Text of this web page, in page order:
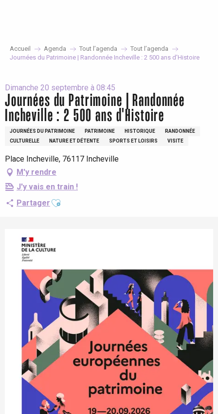
Accueil Agenda Tout l’agenda
Tout l’agenda
Journées du Patrimoine | Randonnée Incheville : 2 500 ans d'Histoire
Dimanche 20 septembre à 08:45
Journées du Patrimoine | Randonnée
Incheville : 2 500 ans d'Histoire
JOURNÉES DU PATRIMOINE PATRIMOINE HISTORIQUE
RANDONNÉE
CULTURELLE
NATURE ET DÉTENTE SPORTS ET LOISIRS VISITE
Place Incheville, 76117 Incheville
M'y rendre
J'y vais en train !
Partager Ajouter aux favoris